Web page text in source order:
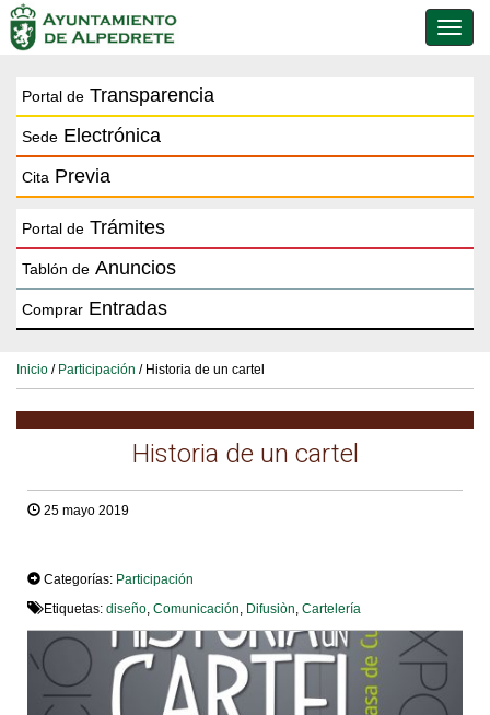
de
Portal de Transparencia
Sede Electrónica
Cita Previa
Portal de Trámites
Tablón de Anuncios
Comprar Entradas
Inicio / Participación / Historia de un cartel
Historia de un cartel
25 mayo 2019
Categorías: Participación
Etiquetas: diseño Comunicación Difusiòn Cartelería